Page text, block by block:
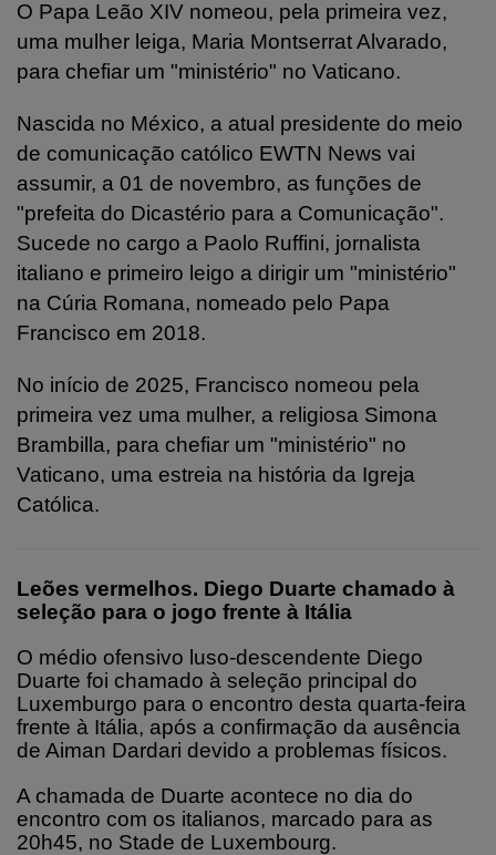
O Papa Leão XIV nomeou, pela primeira vez,
uma mulher leiga, Maria Montserrat Alvarado,
para chefiar um "ministério" no Vaticano.
Nascida no México, a atual presidente do meio
de comunicação católico EWTN News vai
assumir, a 01 de novembro, as funções de
"prefeita do Dicastério para a Comunicação".
Sucede no cargo a Paolo Ruffini, jornalista
italiano e primeiro leigo a dirigir um "ministério"
na Cúria Romana, nomeado pelo Papa
Francisco em 2018.
No início de 2025, Francisco nomeou pela
primeira vez uma mulher, a religiosa Simona
Brambilla, para chefiar um "ministério" no
Vaticano, uma estreia na história da Igreja
Católica.
Leões vermelhos. Diego Duarte chamado à
seleção para o jogo frente à Itália
O médio ofensivo luso-descendente Diego
Duarte foi chamado à seleção principal do
Luxemburgo para o encontro desta quarta-feira
frente à Itália, após a confirmação da ausência
de Aiman Dardari devido a problemas físicos.
A chamada de Duarte acontece no dia do
encontro com os italianos, marcado para as
20h45, no Stade de Luxembourg.